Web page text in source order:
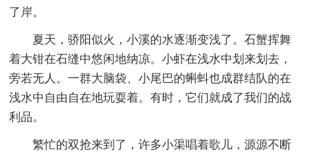
了岸。
夏天，骄阳似火，小溪的水逐渐变浅了。石蟹挥舞
着大钳在石缝中悠闲地纳凉。小虾在浅水中划来划去，
旁若无人。一群大脑袋、小尾巴的蝌蚪也成群结队的在
浅水中自由自在地玩耍着。有时，它们就成了我们的战
利品。
繁忙的双抢来到了，许多小渠唱着歌儿，源源不断